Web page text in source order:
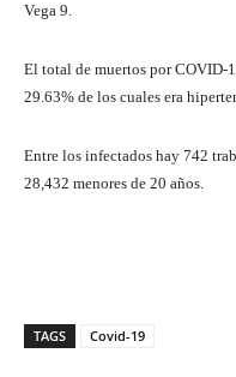
Vega 9.
El total de muertos por COVID-
29.63% de los cuales era
Entre los infectados hay 742
28,432 menores de 20 años.
TAGS Covid-19